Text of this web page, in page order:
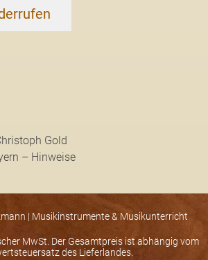
Gold
– Hinweise
| Musikinstrumente & Musikunterricht
MwSt. Der Gesamtpreis ist abhängig vom
des Lieferlandes.